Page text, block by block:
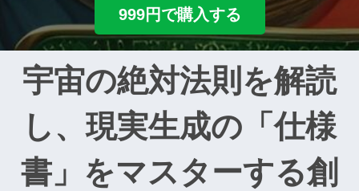
999円で購入する
宇宙の絶対法則を解読
し、現実生成の「仕様
書」をマスターする創